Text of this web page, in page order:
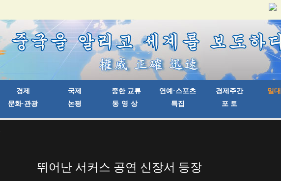
뛰어난 서커스 공연 신장서 등장